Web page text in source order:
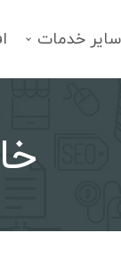
سایر خدمات
فهرست
انتخاب یک